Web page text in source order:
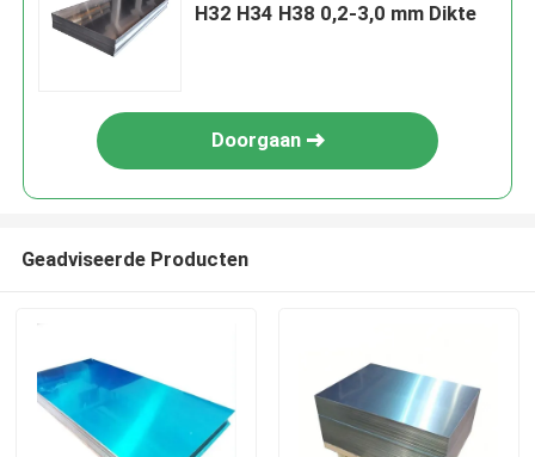
H32 H34 H38 0,2-3,0 mm Dikte
Doorgaan
Geadviseerde Producten